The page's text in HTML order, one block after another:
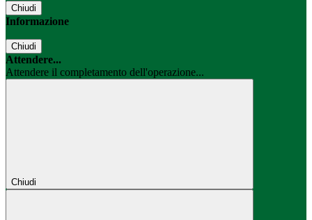
Chiudi
Informazione
Chiudi
Attendere...
Attendere il completamento dell'operazione...
Chiudi